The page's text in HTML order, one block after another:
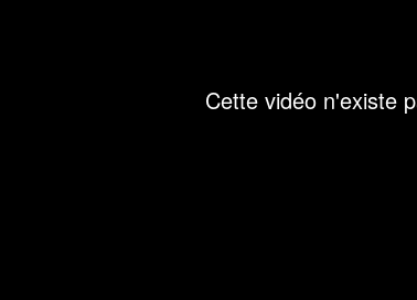
Cette vidéo n'existe